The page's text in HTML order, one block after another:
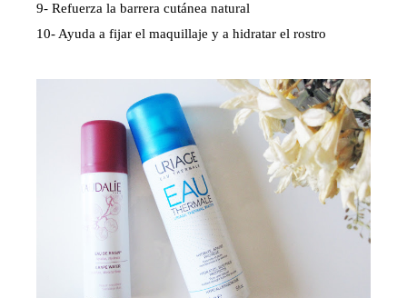
9- Refuerza la barrera cutánea natural
10- Ayuda a fijar el maquillaje y a hidratar el rostro